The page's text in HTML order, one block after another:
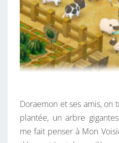
Doraemon et ses amis, on
plantée, un arbre
me fait penser à Mon